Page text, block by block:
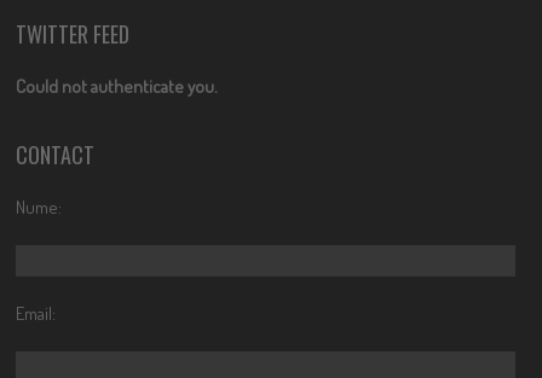
TWITTER FEED
Could not authenticate you.
CONTACT
Nume:
Email: